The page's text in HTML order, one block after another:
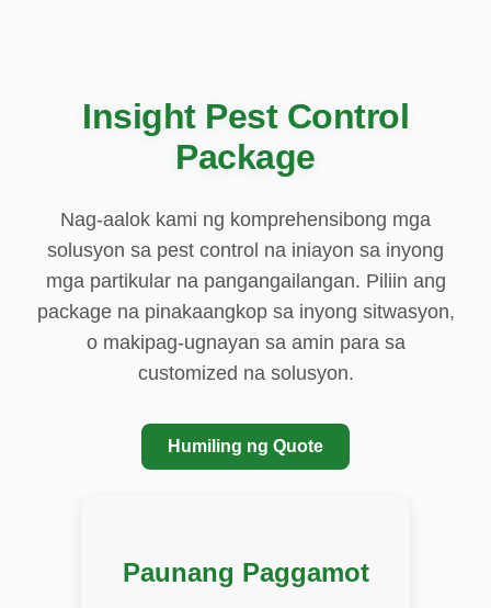
Insight Pest Control
Package
Nag-aalok kami ng komprehensibong mga
solusyon sa pest control na iniayon sa inyong
mga partikular na pangangailangan. Piliin ang
package na pinakaangkop sa inyong sitwasyon,
o makipag-ugnayan sa amin para sa
customized na solusyon.
Humiling ng Quote
Paunang Paggamot